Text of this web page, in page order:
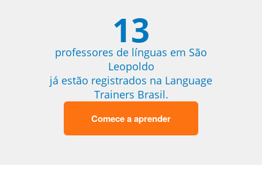
13
professores de línguas em São
Leopoldo
já estão registrados na Language
Trainers Brasil.
Comece a aprender